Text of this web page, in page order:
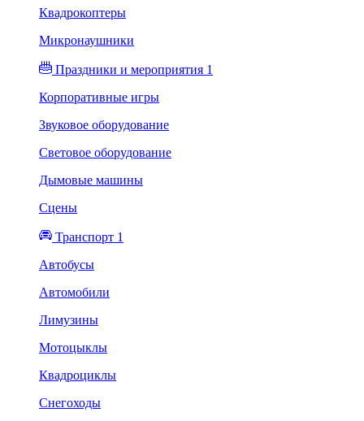
Квадрокоптеры
Микронаушники
Праздники и мероприятия 1
Корпоративные игры
Звуковое оборудование
Световое оборудование
Дымовые машины
Сцены
Транспорт 1
Автобусы
Автомобили
Лимузины
Мотоцыклы
Квадроциклы
Снегоходы